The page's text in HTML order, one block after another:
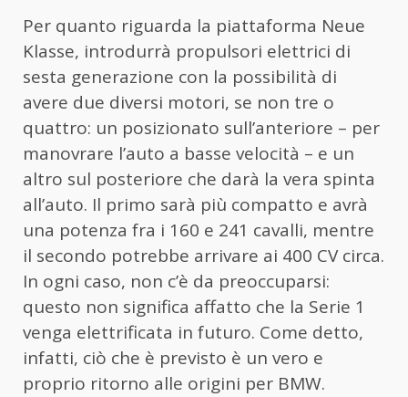
Per quanto riguarda la piattaforma Neue
Klasse, introdurrà propulsori elettrici di
sesta generazione con la possibilità di
avere due diversi motori, se non tre o
quattro: un posizionato sull’anteriore – per
manovrare l’auto a basse velocità – e un
altro sul posteriore che darà la vera spinta
all’auto. Il primo sarà più compatto e avrà
una potenza fra i 160 e 241 cavalli, mentre
il secondo potrebbe arrivare ai 400 CV circa.
In ogni caso, non c’è da preoccuparsi:
questo non significa affatto che la Serie 1
venga elettrificata in futuro. Come detto,
infatti, ciò che è previsto è un vero e
proprio ritorno alle origini per BMW.